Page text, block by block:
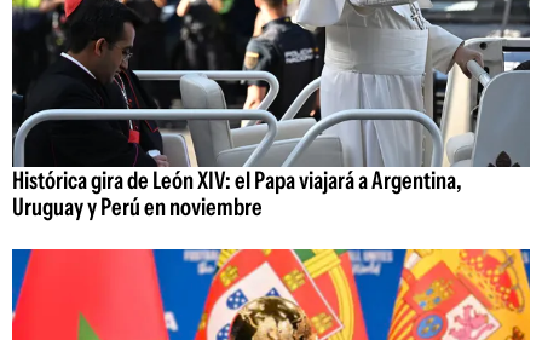
Histórica gira de León XIV: el Papa viajará a Argentina,
Uruguay y Perú en noviembre